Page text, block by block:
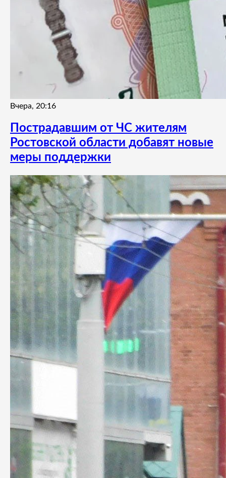
Вчера, 20:16
Пострадавшим от ЧС жителям
Ростовской области добавят новые
меры поддержки